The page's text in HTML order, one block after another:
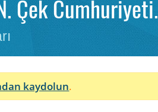
Çek Cumhuriyeti.
kaydolun.